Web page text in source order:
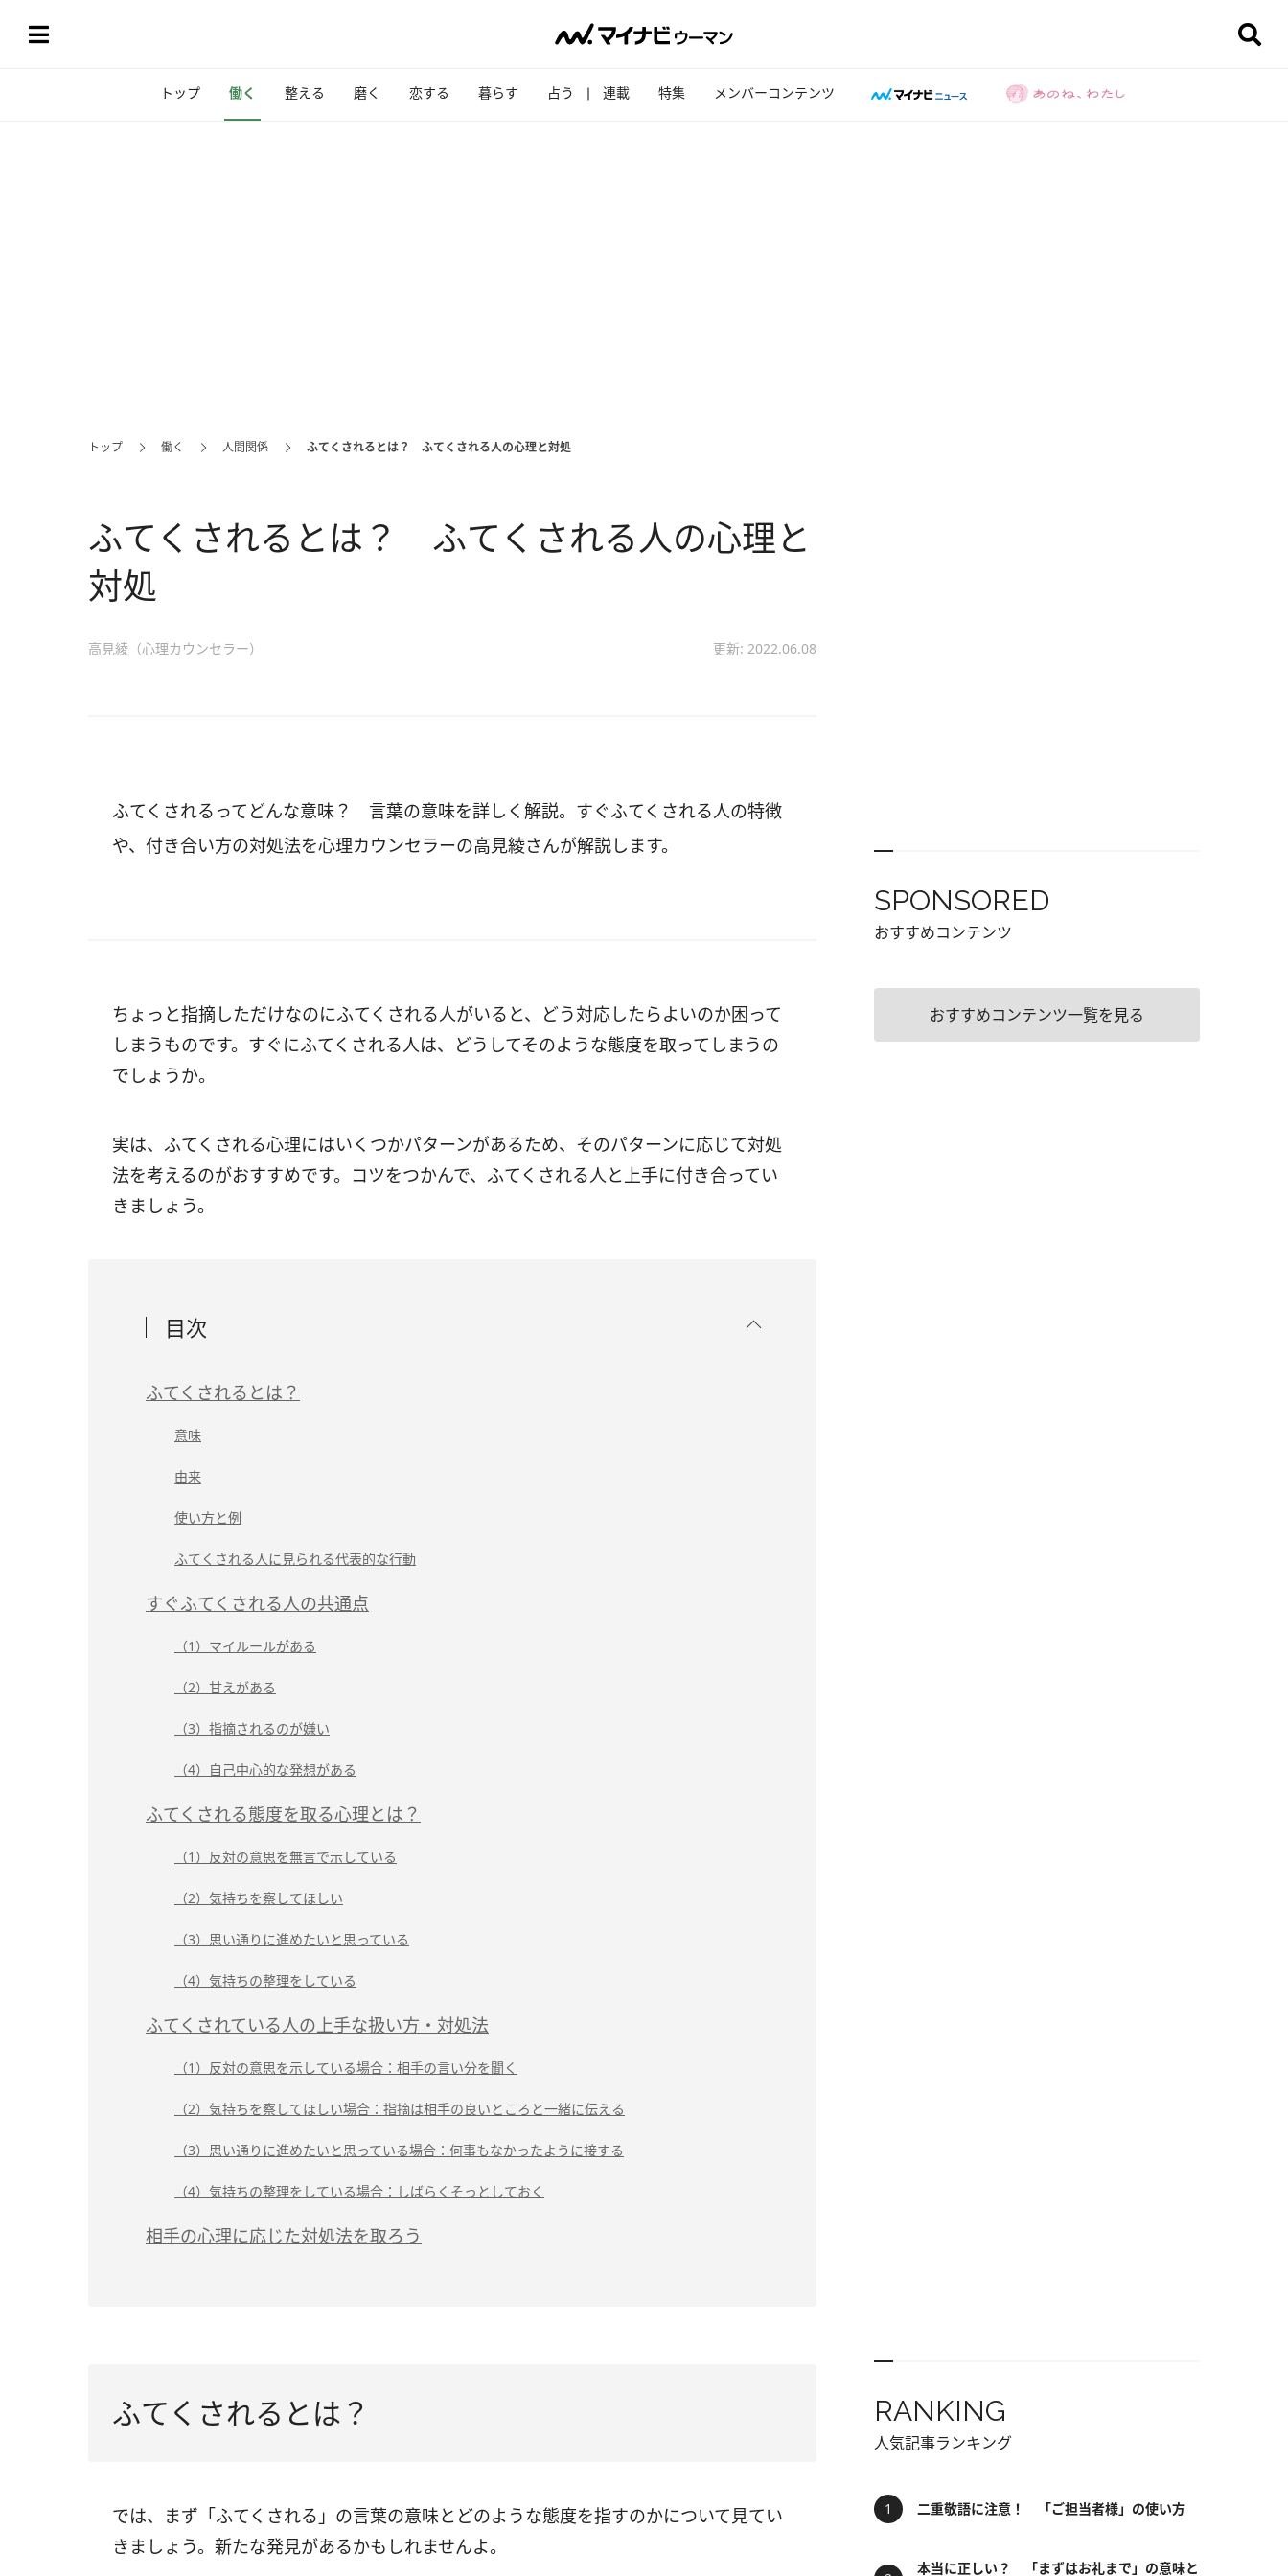
トップ 働く 整える 磨く 恋する 暮らす 占う 連載 特集 メンバーコンテンツ
トップ 働く 人間関係 ふてくされるとは？ ふてくされる人の心理と対処
ふてくされるとは？ ふてくされる人の心理と
対処
高見綾（心理カウンセラー） 更新: 2022.06.08
ふてくされるってどんな意味？ 言葉の意味を詳しく解説。すぐふてくされる人の特徴
や、付き合い方の対処法を心理カウンセラーの高見綾さんが解説します。
ちょっと指摘しただけなのにふてくされる人がいると、どう対応したらよいのか困って
しまうものです。すぐにふてくされる人は、どうしてそのような態度を取ってしまうの
でしょうか。
実は、ふてくされる心理にはいくつかパターンがあるため、そのパターンに応じて対処
法を考えるのがおすすめです。コツをつかんで、ふてくされる人と上手に付き合ってい
きましょう。
目次
ふてくされるとは？
意味
由来
使い方と例
ふてくされる人に見られる代表的な行動
すぐふてくされる人の共通点
（1）マイルールがある
（2）甘えがある
（3）指摘されるのが嫌い
（4）自己中心的な発想がある
ふてくされる態度を取る心理とは？
（1）反対の意思を無言で示している
（2）気持ちを察してほしい
（3）思い通りに進めたいと思っている
（4）気持ちの整理をしている
ふてくされている人の上手な扱い方・対処法
（1）反対の意思を示している場合：相手の言い分を聞く
（2）気持ちを察してほしい場合：指摘は相手の良いところと一緒に伝える
（3）思い通りに進めたいと思っている場合：何事もなかったように接する
（4）気持ちの整理をしている場合：しばらくそっとしておく
相手の心理に応じた対処法を取ろう
ふてくされるとは？
では、まず「ふてくされる」の言葉の意味とどのような態度を指すのかについて見てい
きましょう。新たな発見があるかもしれませんよ。
SPONSORED
おすすめコンテンツ
おすすめコンテンツ一覧を見る
RANKING
人気記事ランキング
二重敬語に注意！ 「ご担当者様」の使い方
本当に正しい？ 「まずはお礼まで」の意味と